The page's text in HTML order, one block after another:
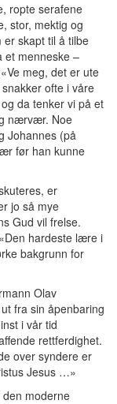
ropte serafene
stor, mektig og
er skapt til å tilbe
et menneske –
meg, det er ute
ofte i våre
da tenker vi på et
nærvær. Noe
Johannes (på
før han kunne
er
jo så mye
Gud vil frelse.
hardeste lære i
bakgrunn for
Olav
fra sin åpenbaring
i vår tid
rettferdighet.
over syndere er
Jesus …»
moderne